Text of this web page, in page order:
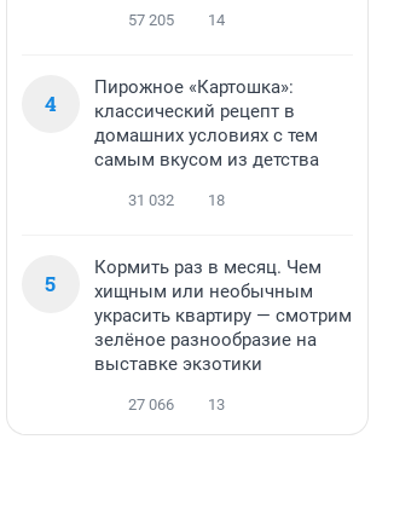
57 205 14
4
Пирожное «Картошка»:
классический рецепт в
домашних условиях с тем
самым вкусом из детства
31 032 18
5
Кормить раз в месяц. Чем
хищным или необычным
украсить квартиру — смотрим
зелёное разнообразие на
выставке экзотики
27 066 13